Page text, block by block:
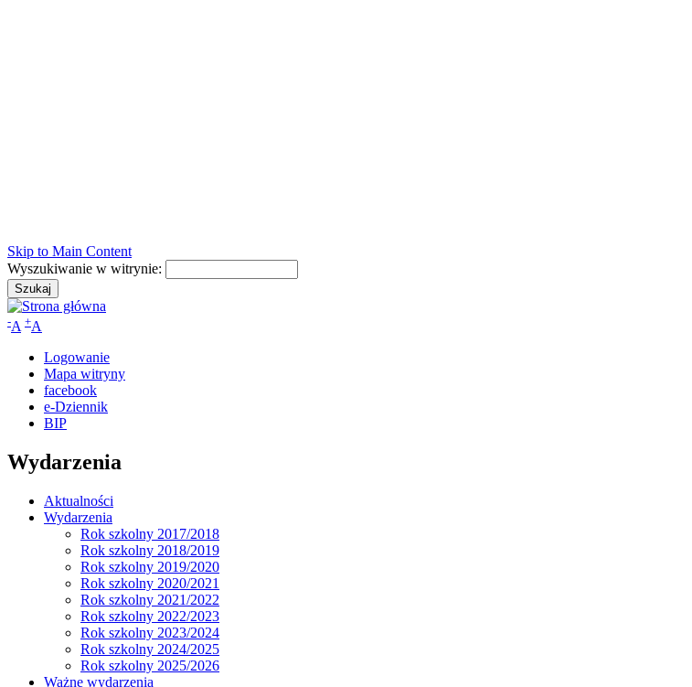
Skip to Main Content
Wyszukiwanie w witrynie:
-A +A
Logowanie
Mapa witryny
facebook
e-Dziennik
BIP
Wydarzenia
Aktualności
Wydarzenia
Rok szkolny 2017/2018
Rok szkolny 2018/2019
Rok szkolny 2019/2020
Rok szkolny 2020/2021
Rok szkolny 2021/2022
Rok szkolny 2022/2023
Rok szkolny 2023/2024
Rok szkolny 2024/2025
Rok szkolny 2025/2026
Ważne wydarzenia